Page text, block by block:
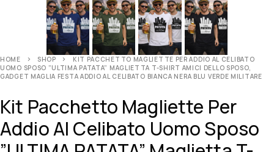
HOME SHOP
KIT PACCHETTO MAGLIETTE PER ADDIO AL CELIBATO
UOMO SPOSO ”ULTIMA PATATA” MAGLIETTA T-SHIRT AMICI DELLO SPOSO,
GADGET MAGLIA FESTA ADDIO AL CELIBATO BIANCA NERA BLU VERDE MILITARE
Kit Pacchetto Magliette Per
Addio Al Celibato Uomo Sposo